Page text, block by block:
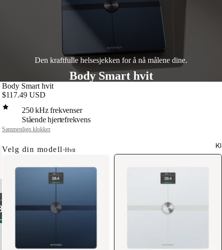
Den kraftfulle helsesjekken for å nå målene dine.
Body Smart hvit
Body Smart hvit
$117.49 USD
250 kHz frekvenser
Stående hjertefrekvens
Sammenlign klokker
Velg din modell •Hvit